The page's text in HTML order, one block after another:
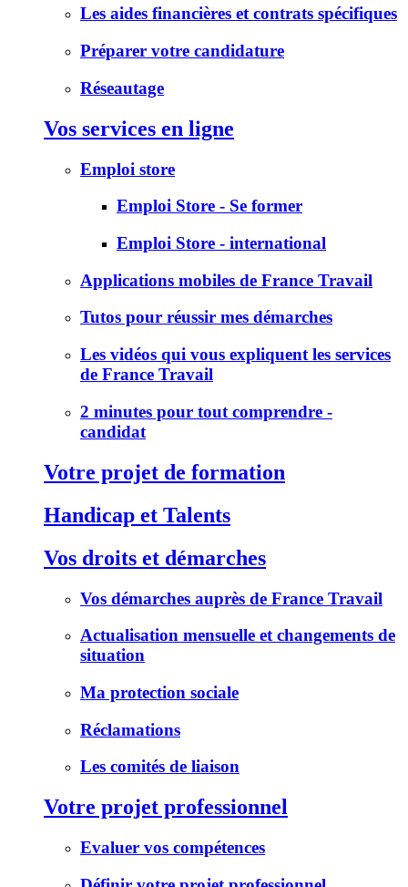
Les aides financières et contrats spécifiques
Préparer votre candidature
Réseautage
Vos services en ligne
Emploi store
Emploi Store - Se former
Emploi Store - international
Applications mobiles de France Travail
Tutos pour réussir mes démarches
Les vidéos qui vous expliquent les services
de France Travail
2 minutes pour tout comprendre -
candidat
Votre projet de formation
Handicap et Talents
Vos droits et démarches
Vos démarches auprès de France Travail
Actualisation mensuelle et changements de
situation
Ma protection sociale
Réclamations
Les comités de liaison
Votre projet professionnel
Evaluer vos compétences